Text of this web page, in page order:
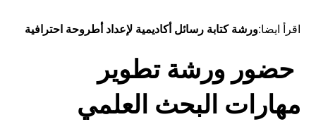
اقرأ ايضا:ورشة كتابة رسائل أكاديمية لإعداد أطروحة احترافية
حضور ورشة تطوير
مهارات البحث العلمي